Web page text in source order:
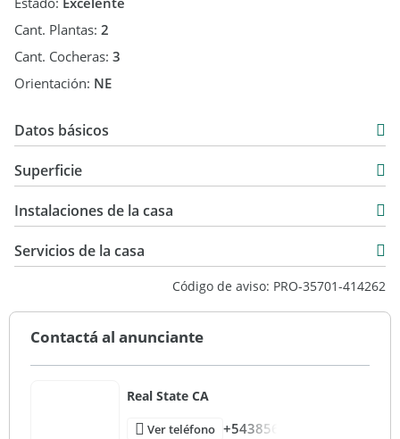
Cant. Plantas: 2
Cant. Cocheras: 3
Orientación: NE
Datos básicos
Alquiler
USD 4.500
Superficie
250 m2
Instalaciones de la casa
Servicios de la casa
Código de aviso: PRO-35701-414262
Contactá al anunciante
Real State CA
Ver teléfono +543856